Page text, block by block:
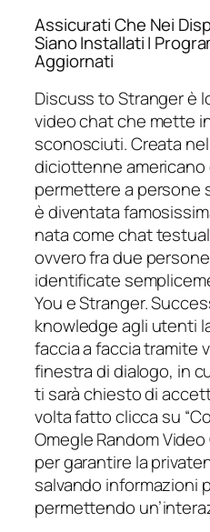
Assicurati Che Nei
Siano Installati I
Aggiornati
Discuss to Stranger è
video chat che mette
sconosciuti. Creata
diciottenne americano
permettere a persone
è diventata
nata come chat
ovvero fra due
identificate
You e Stranger.
knowledge agli utenti
faccia a faccia tramite
finestra di dialogo, in
ti sarà chiesto di
volta fatto clicca su
Omegle Random
per garantire la
salvando informazioni
permettendo